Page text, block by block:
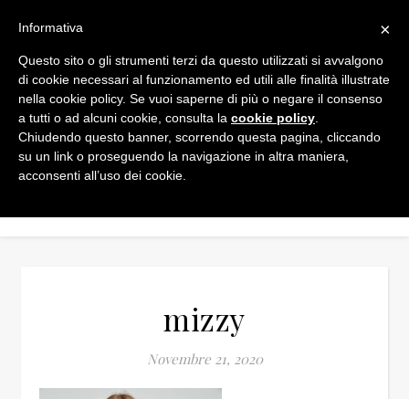
mizzy
Novembre 21, 2020
×
Informativa
Questo sito o gli strumenti terzi da questo utilizzati si avvalgono
di cookie necessari al funzionamento ed utili alle finalità illustrate
nella cookie policy. Se vuoi saperne di più o negare il consenso
a tutti o ad alcuni cookie, consulta la cookie policy
Chiudendo questo banner, scorrendo questa pagina, cliccando
su un link o proseguendo la navigazione in altra maniera,
acconsenti all’uso dei cookie.